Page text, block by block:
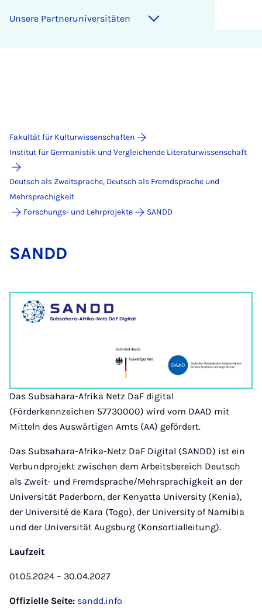
Un­se­re Part­ne­r­uni­ver­si­tä­ten
Fakultät für Kulturwissenschaften
Institut für Germanistik und Vergleichende Literaturwissenschaft
Deutsch als Zweitsprache, Deutsch als Fremdsprache und
Mehrsprachigkeit
Forschungs- und Lehrprojekte
SANDD
SANDD
Das Subsahara-Afrika Netz DaF digital
(Förderkennzeichen 57730000) wird vom DAAD mit
Mitteln des Auswärtigen Amts (AA) gefördert.
Das Subsahara-Afrika-Netz DaF Digital (SANDD) ist ein
Verbundprojekt zwischen dem Arbeitsbereich Deutsch
als Zweit- und Fremdsprache/Mehrsprachigkeit an der
Universität Paderborn, der Kenyatta University (Kenia),
der Université de Kara (Togo), der University of Namibia
und der Universität Augsburg (Konsortialleitung).
Laufzeit
01.05.2024 – 30.04.2027
Offizielle Seite: sandd.info